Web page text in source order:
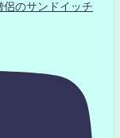
のサンドイッチ